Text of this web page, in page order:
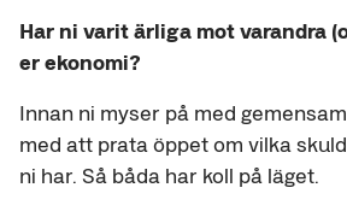
Har ni varit ärliga mot varandra
er ekonomi?
Innan ni myser på med
med att prata öppet om vilka
ni har. Så båda har koll på läget.